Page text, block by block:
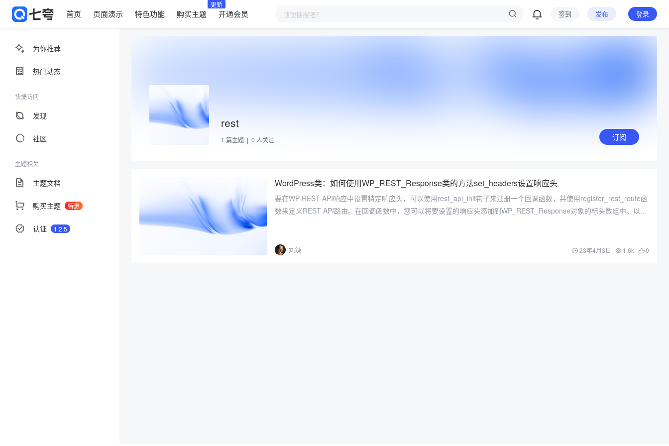
首页 页面演示 特色功能 购买主题
更新
开通会员 签到 发布 登录
为你推荐
热门动态
快捷访问
发现
社区
主题相关
主题文档
购买主题 特惠
认证 1.2.5
rest
1 篇主题 | 0 人关注 订阅
WordPress类：如何使用WP_REST_Response类的方法set_headers设置响应头
要在WP REST API响应中设置特定响应头，可以使用rest_api_init钩子来注册一个回调函数，并使用register_rest_route函
数来定义REST API路由。在回调函数中，您可以将要设置的响应头添加到WP_REST_Response对象的标头数组中。以下
丸辣 23年4月3日 1.6k 0